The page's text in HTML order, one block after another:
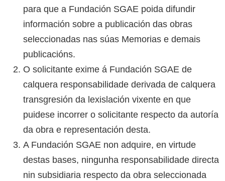
para que a Fundación SGAE poida difundir
información sobre a publicación das obras
seleccionadas nas súas Memorias e demais
publicacións.
O solicitante exime á Fundación SGAE de
calquera responsabilidade derivada de calquera
transgresión da lexislación vixente en que
puidese incorrer o solicitante respecto da autoría
da obra e representación desta.
A Fundación SGAE non adquire, en virtude
destas bases, ningunha responsabilidade directa
nin subsidiaria respecto da obra seleccionada